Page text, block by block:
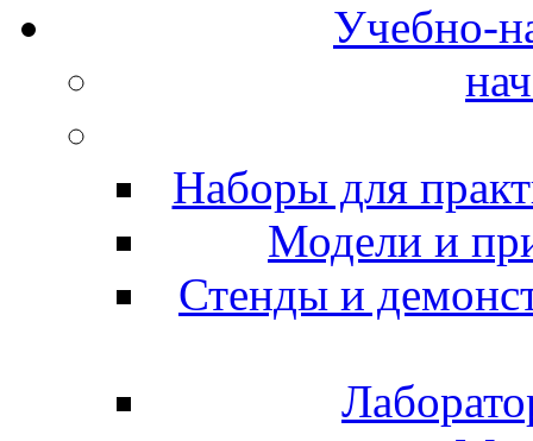
Учебно-
Наборы для
Модели и
Стенды и